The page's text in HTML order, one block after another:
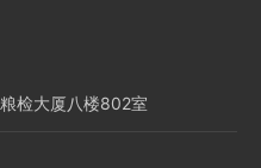
检大厦八楼802室